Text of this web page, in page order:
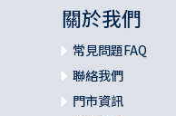
關於我們
常見問題FAQ
聯絡我們
門市資訊